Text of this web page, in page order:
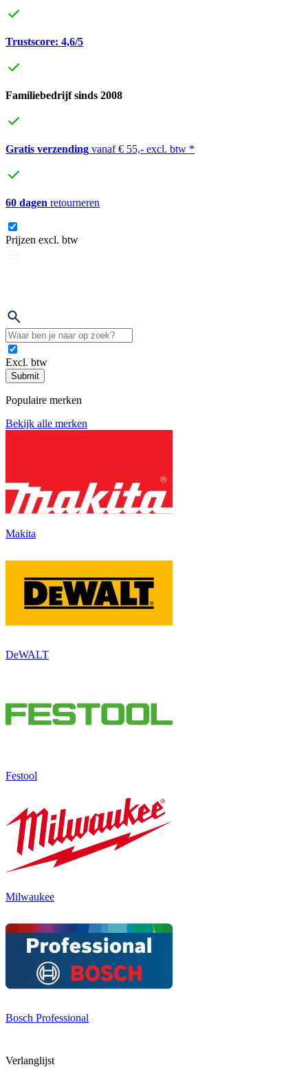
Trustscore: 4,6/5
Familiebedrijf sinds 2008
Gratis verzending vanaf € 55,- excl. btw *
60 dagen retourneren
Prijzen excl. btw
Excl. btw
Submit
Populaire merken
Bekijk alle merken
Makita
DeWALT
Festool
Milwaukee
Bosch Professional
Verlanglijst